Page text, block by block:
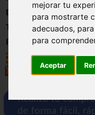
mejorar tu
para mostrarte
adecuados,
para
Aceptar
Directorio
Trabajo
Registro